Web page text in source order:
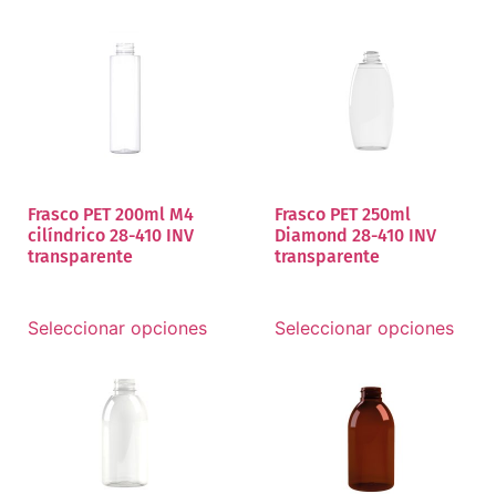
Frasco PET 200ml M4
cilíndrico 28-410 INV
transparente
Seleccionar opciones
Frasco PET 250ml
Diamond 28-410 INV
transparente
Seleccionar opciones